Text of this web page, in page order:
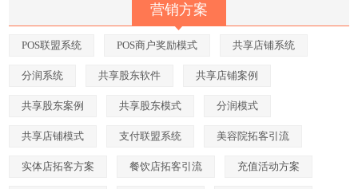
营销方案
POS联盟系统 POS商户奖励模式 共享店铺系统
分润系统 共享股东软件 共享店铺案例
共享股东案例 共享股东模式 分润模式
共享店铺模式 支付联盟系统 美容院拓客引流
实体店拓客方案 餐饮店拓客引流 充值活动方案